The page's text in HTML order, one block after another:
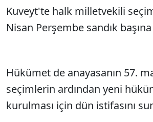
Kuveyt'te halk milletvekili
Nisan Perşembe sandık
Hükümet de anayasanın 57.
seçimlerin ardından yeni
kurulması için dün istifasını